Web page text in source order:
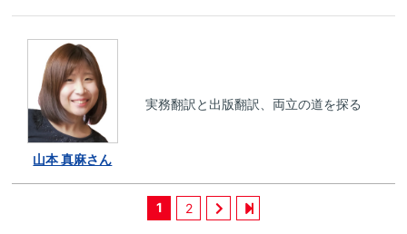
山本 真麻さん
実務翻訳と出版翻訳、両立の道を探る
1 2